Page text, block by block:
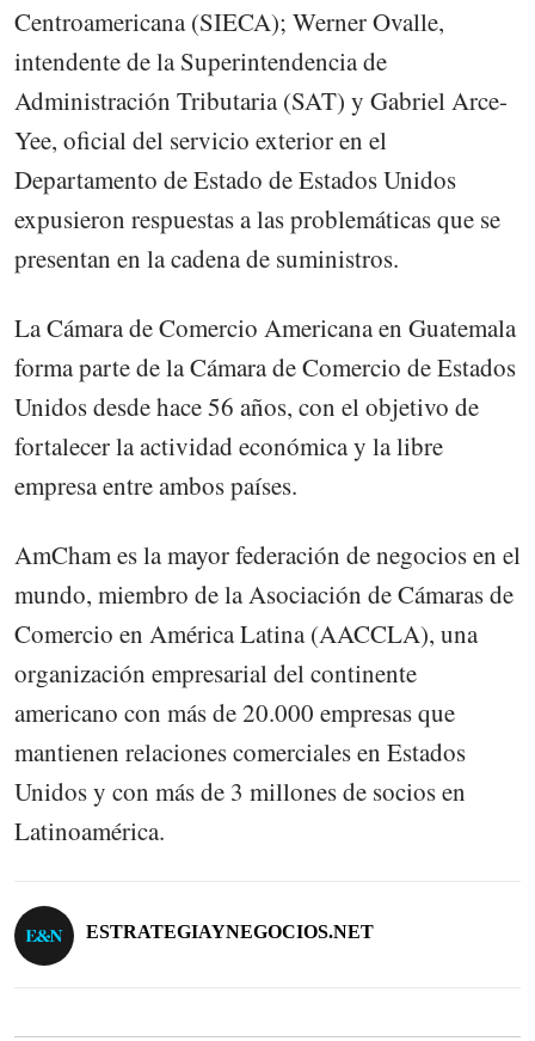
Centroamericana (SIECA); Werner Ovalle,
intendente de la Superintendencia de
Administración Tributaria (SAT) y Gabriel Arce-
Yee, oficial del servicio exterior en el
Departamento de Estado de Estados Unidos
expusieron respuestas a las problemáticas que se
presentan en la cadena de suministros.
La Cámara de Comercio Americana en Guatemala
forma parte de la Cámara de Comercio de Estados
Unidos desde hace 56 años, con el objetivo de
fortalecer la actividad económica y la libre
empresa entre ambos países.
AmCham es la mayor federación de negocios en el
mundo, miembro de la Asociación de Cámaras de
Comercio en América Latina (AACCLA), una
organización empresarial del continente
americano con más de 20.000 empresas que
mantienen relaciones comerciales en Estados
Unidos y con más de 3 millones de socios en
Latinoamérica.
ESTRATEGIAYNEGOCIOS.NET